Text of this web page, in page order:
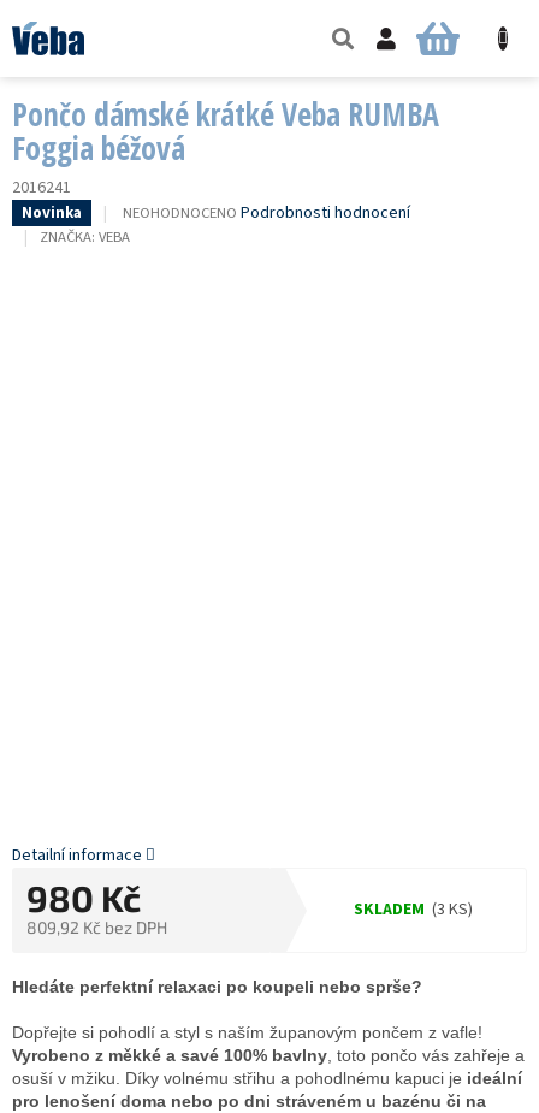
na
obsah
NÁKUPNÍ
Pončo dámské krátké Veba RUMBA
Foggia béžová
2016241
Novinka
PRŮMĚRNÉ
HODNOCENÍ
NEOHODNOCENO Podrobnosti hodnocení
ZNAČKA: VEBA
980 Kč
809,92 Kč bez DPH
cena:
SKLADEM (3 KS)
Hledáte perfektní relaxaci po koupeli nebo sprše?
Dopřejte si pohodlí a styl s naším županovým pončem z vafle!
Vyrobeno z měkké a savé 100% bavlny, toto pončo vás zahřeje a
osuší v mžiku. Díky volnému střihu a pohodlnému kapuci je ideální
pro lenošení doma nebo po dni stráveném u bazénu či na
Detailní informace